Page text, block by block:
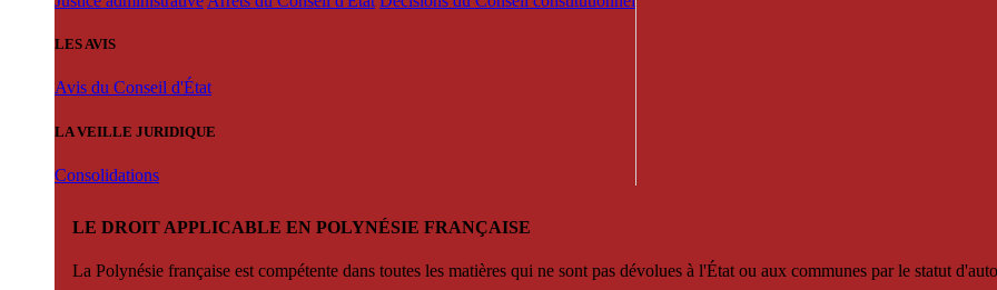
LES AVIS
Avis du Conseil d'État
LA VEILLE JURIDIQUE
Consolidations
LE DROIT APPLICABLE EN POLYNÉSIE FRANÇAISE
La Polynésie française est compétente dans toutes les matières qui ne sont pas dévolues à l'État ou aux communes par le statut